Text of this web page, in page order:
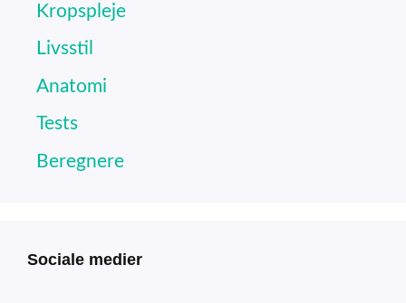
Kropspleje
Livsstil
Anatomi
Tests
Beregnere
Sociale medier